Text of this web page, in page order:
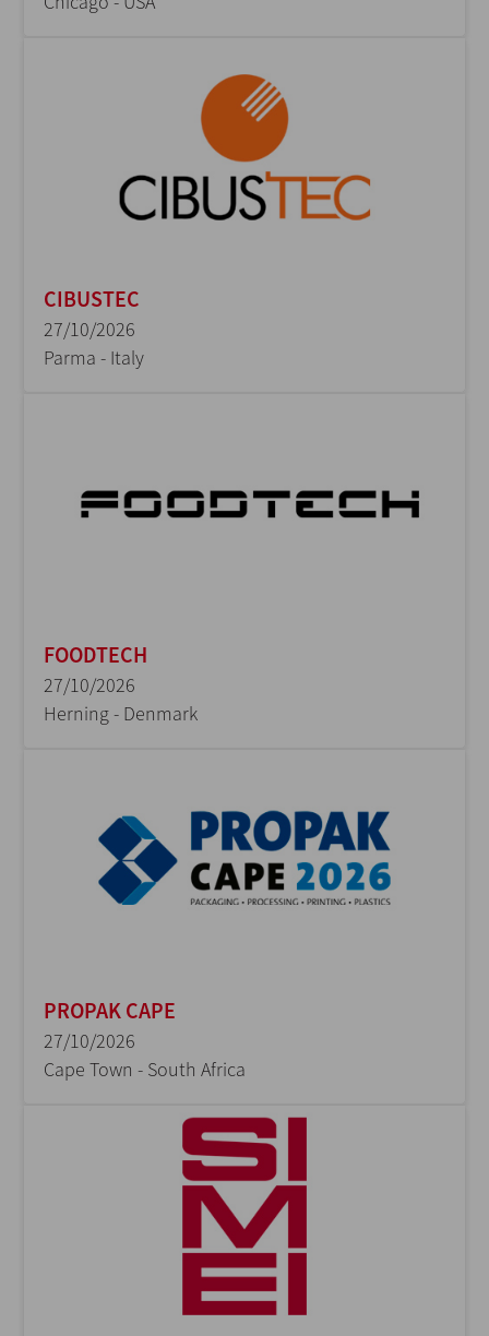
CIBUSTEC
27/10/2026
Parma - Italy
FOODTECH
27/10/2026
Herning - Denmark
PROPAK CAPE
27/10/2026
Cape Town - South Africa